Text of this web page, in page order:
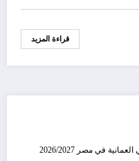
قراءة المزيد
في مصر 2026/2027